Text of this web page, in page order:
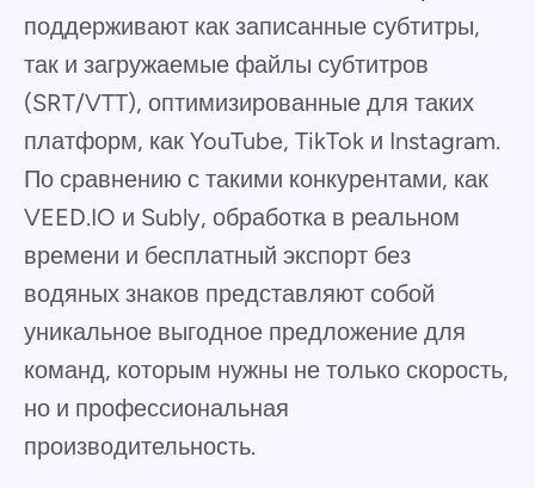
поддерживают как записанные субтитры,
так и загружаемые файлы субтитров
(SRT/VTT), оптимизированные для таких
платформ, как YouTube, TikTok и Instagram.
По сравнению с такими конкурентами, как
VEED.IO и Subly, обработка в реальном
времени и бесплатный экспорт без
водяных знаков представляют собой
уникальное выгодное предложение для
команд, которым нужны не только скорость,
но и профессиональная
производительность.